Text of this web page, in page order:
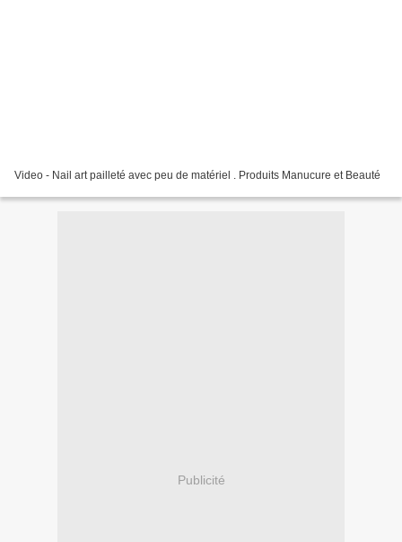
Video - Nail art pailleté avec peu de matériel . Produits Manucure et Beauté
Publicité